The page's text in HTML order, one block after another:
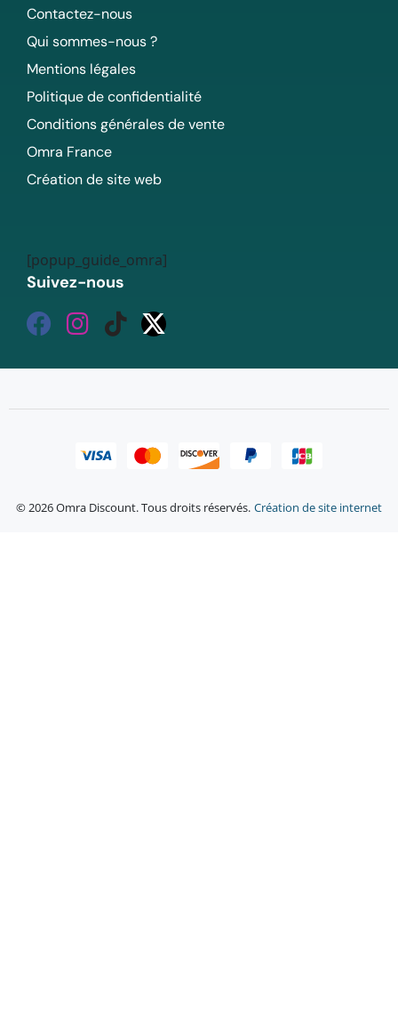
Contactez-nous
Qui sommes-nous ?
Mentions légales
Politique de confidentialité
Conditions générales de vente
Omra France
Création de site web
[popup_guide_omra]
Suivez-nous
© 2026 Omra Discount. Tous droits réservés. Création de site internet